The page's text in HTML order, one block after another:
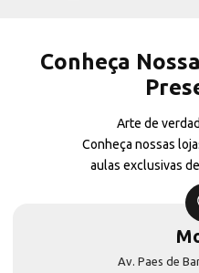
Conheça
Arte de
Conheça nossas
aulas exclusivas
Av. Paes de